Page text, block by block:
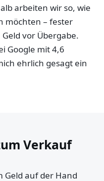
arbeiten wir so, wie
möchten – fester
vor Übergabe.
Google mit 4,6
ehrlich gesagt ein
Verkauf
Geld auf der Hand